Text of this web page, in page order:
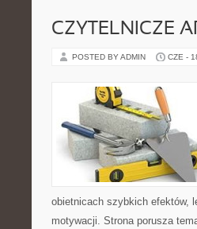
CZYTELNICZE
POSTED BY ADMIN CZE -
obietnicach szybkich efektów,
motywacji. Strona porusza